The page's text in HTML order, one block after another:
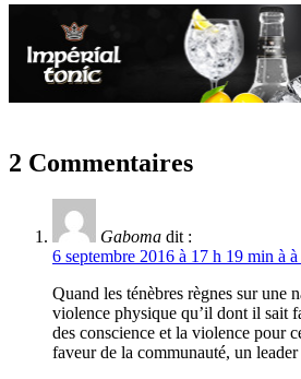
2 Commentaires
Gaboma dit :
6 septembre 2016 à 17 h 19 min à
Quand les ténèbres règnes sur une
violence physique qu’il dont il sait
des conscience et la violence pour
faveur de la communauté, un